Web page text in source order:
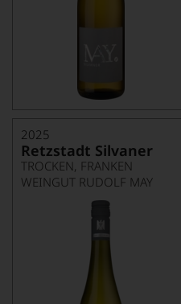
2025
Retzstadt Silvaner
TROCKEN, FRANKEN
WEINGUT RUDOLF MAY